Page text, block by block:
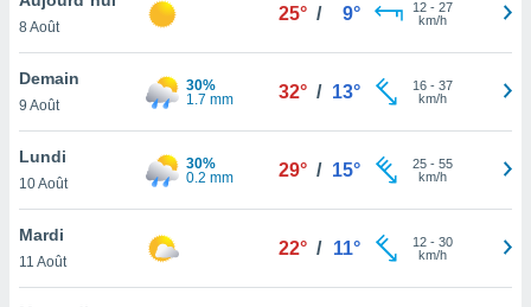
et
»,
au
vous
qu'ils
ou
8 Août
25° / 9° 12- 27
km/h
Demain
9 Août
30%
1.7 mm
32° / 13° 16- 37
km/h
Lundi
10 Août
30%
0.2 mm
29° / 15° 25- 55
km/h
Mardi
11 Août
22° / 11° 12- 30
km/h